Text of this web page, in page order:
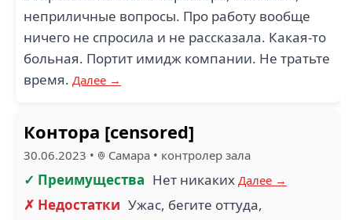
неприличные вопросы. Про работу вообще
ничего не спросила и не рассказала. Какая-то
больная. Портит имидж компании. Не тратьте
время. Далее →
Контора [censored]
30.06.2023 • Самара • контролер зала
✓ Преимущества Нет никаких Далее →
✗ Недостатки Ужас, бегите оттуда,